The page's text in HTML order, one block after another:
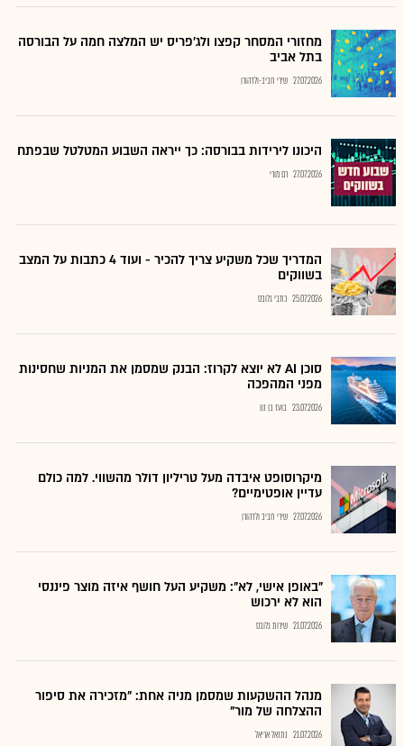
מחזורי המסחר קפצו ולג'פריס יש המלצה חמה על הבורסה
בתל אביב
27.07.2026 שירי חביב-ולדהורן
היכונו לירידות בבורסה: כך ייראה השבוע המטלטל שבפתח
27.07.2026 רם מורי
המדריך שכל משקיע צריך להכיר - ועוד 4 כתבות על המצב
בשווקים
25.07.2026 כתבי גלובס
סוכן AI לא יוצא לקרוז: הבנק שמסמן את המניות שחסינות
מפני המהפכה
23.07.2026 בועז בן נון
מיקרוסופט איבדה מעל טריליון דולר מהשווי. למה כולם
עדיין אופטימיים?
27.07.2026 שירי חביב ולדהורן
"באופן אישי, לא": משקיע העל חושף איזה מוצר פיננסי
הוא לא ירכוש
21.07.2026 שירות גלובס
מנהל ההשקעות שמסמן מניה אחת: "מזכירה את סיפור
ההצלחה של מור"
21.07.2026 נתנאל אריאל